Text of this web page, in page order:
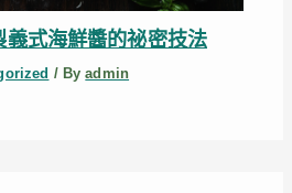
義式海鮮醬的祕密技法
/ Byadmin